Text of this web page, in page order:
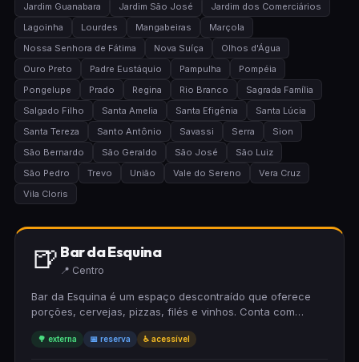
Jardim Guanabara
Jardim São José
Jardim dos Comerciários
Lagoinha
Lourdes Mangabeiras
Marçola
Nossa Senhora de Fátima
Nova Suíça
Olhos d'Água
Ouro Preto
Padre Eustáquio Pampulha
Pompéia
Pongelupe
Prado Regina Rio Branco
Sagrada Família
Salgado Filho
Santa Amelia Santa Efigênia
Santa Lúcia
Santa Tereza
Santo Antônio Savassi Serra
Sion
São Bernardo
São Geraldo São José
São Luiz
São Pedro
Trevo União Vale do Sereno
Vera Cruz
Vila Cloris
🍺 Bar da Esquina
📍 Centro
Bar da Esquina é um espaço descontraído que oferece
porções, cervejas, pizzas, filés e vinhos. Conta com
externa acessível para cadeirantes. Ideal para quem
🌳 externa 📅 reserva ♿ acessível